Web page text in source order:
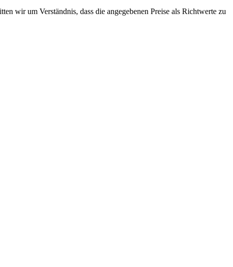
wir um Verständnis, dass die angegebenen Preise als Richtwerte zu